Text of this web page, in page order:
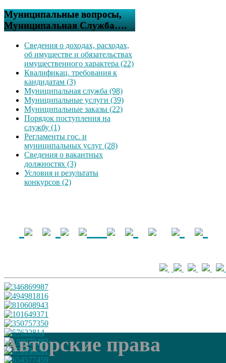
Муниципальные вопросы,
Муниципальная Служба….
Сведения о доходах, расходах,
об имуществе и обязательствах
имущественного характера (22)
Квалификац. требования к
кандидатам (3)
Муниципальная служба (98)
Муниципальные услуги (39)
Муниципальные заказы (22)
Порядок поступления на
службу (1)
Регламенты гос. и
муниципальных услуг (28)
Сведения о вакантных
должностях (3)
Условия и результаты
конкурсов (2)
Авторские права